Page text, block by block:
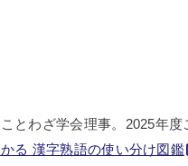
とわざ学会理事。2025年度
る 漢字熟語の使い分け図鑑